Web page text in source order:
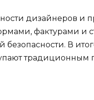
дизайнеров и
фактурами и
безопасности. В
традиционным